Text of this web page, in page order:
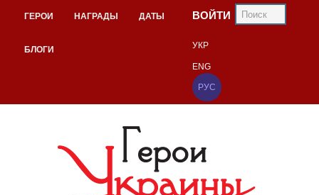
ГЕРОИ НАГРАДЫ ДАТЫ
БЛОГИ
ВОЙТИ
УКР
ENG
РУС